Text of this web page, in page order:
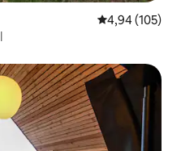
Średnia
4,94 (105)